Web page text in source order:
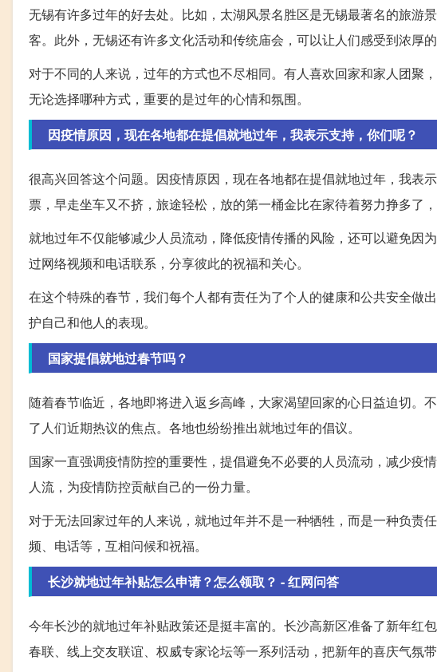
无锡有许多过年的好去处。比如，太湖风景名胜区是无锡最著名的旅游
客。此外，无锡还有许多文化活动和传统庙会，可以让人们感受到浓厚的
对于不同的人来说，过年的方式也不尽相同。有人喜欢回家和家人团聚
无论选择哪种方式，重要的是过年的心情和氛围。
因疫情原因，现在各地都在提倡就地过年，我表示支持，你们呢？
很高兴回答这个问题。因疫情原因，现在各地都在提倡就地过年，我表
票，早走坐车又不挤，旅途轻松，放的第一桶金比在家待着努力挣多了，
就地过年不仅能够减少人员流动，降低疫情传播的风险，还可以避免因
过网络视频和电话联系，分享彼此的祝福和关心。
在这个特殊的春节，我们每个人都有责任为了个人的健康和公共安全做
护自己和他人的表现。
国家提倡就地过春节吗？
随着春节临近，各地即将进入返乡高峰，大家渴望回家的心日益迫切。
了人们近期热议的焦点。各地也纷纷推出就地过年的倡议。
国家一直强调疫情防控的重要性，提倡避免不必要的人员流动，减少疫
人流，为疫情防控贡献自己的一份力量。
对于无法回家过年的人来说，就地过年并不是一种牺牲，而是一种负责
频、电话等，互相问候和祝福。
长沙就地过年补贴怎么申请？怎么领取？ - 红网问答
今年长沙的就地过年补贴政策还是挺丰富的。长沙高新区准备了新年红
春联、线上交友联谊、权威专家论坛等一系列活动，把新年的喜庆气氛带